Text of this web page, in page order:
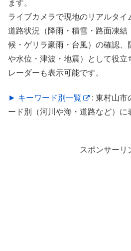
ます。
ライブカメラで現地のリアルタイ
道路状況（降雨・積雪・路面凍結
候・ゲリラ豪雨・台風）の確認、
や水位・津波・地震）として役立
レーダーも表示可能です。
► キーワード別一覧
: 東村山市
ード別（河川や海・道路など）に
スポンサーリ